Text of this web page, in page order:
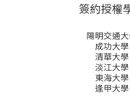
簽約授權
陽明交通
成功大學
清華大學
淡江大學
東海大學
逢甲大學